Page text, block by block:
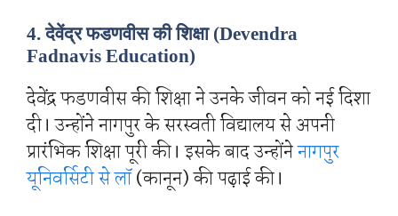
4. देवेंद्र फडणवीस की शिक्षा (Devendra
Fadnavis Education)
देवेंद्र फडणवीस की शिक्षा ने उनके जीवन को नई दिशा
दी। उन्होंने नागपुर के सरस्वती विद्यालय से अपनी
प्रारंभिक शिक्षा पूरी की। इसके बाद उन्होंनेनागपुर
यूनिवर्सिटी से लॉ(कानून) की पढ़ाई की।